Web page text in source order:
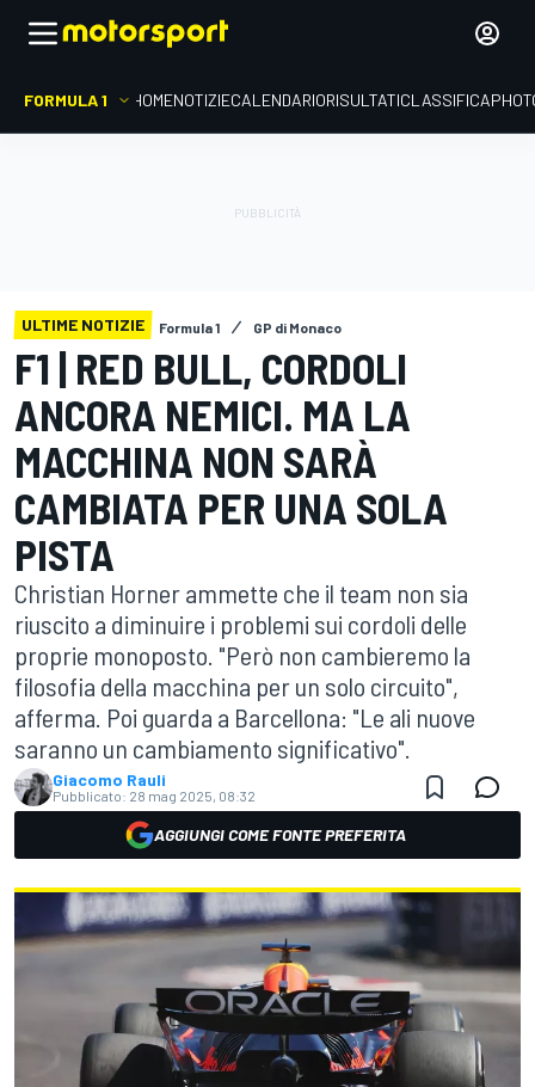
FORMULA 1 HOMENOTIZIECALENDARIORISULTATICLASSIFICA
ULTIME NOTIZIE Formula 1 GP di Monaco
F1 | RED BULL, CORDOLI
ANCORA NEMICI. MA LA
MACCHINA NON SARÀ
CAMBIATA PER UNA SOLA
PISTA
Christian Horner ammette che il team non sia
riuscito a diminuire i problemi sui cordoli delle
proprie monoposto. "Però non cambieremo la
filosofia della macchina per un solo circuito",
afferma. Poi guarda a Barcellona: "Le ali nuove
saranno un cambiamento significativo".
Giacomo Rauli
Pubblicato: 28 mag 2025, 08:32
AGGIUNGI COME FONTE PREFERITA